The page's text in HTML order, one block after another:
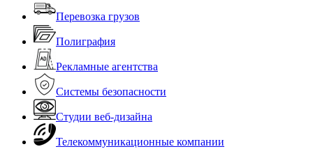
Перевозка грузов
Полиграфия
Рекламные агентства
Системы безопасности
Студии веб-дизайна
Телекоммуникационные компании